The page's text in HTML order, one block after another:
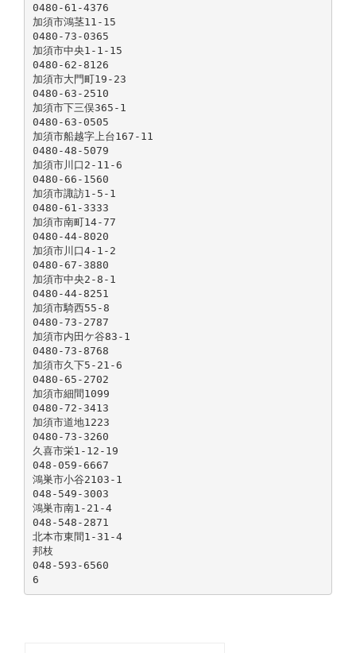
0480-61-4376
加須市鴻茎11-15
0480-73-0365
加須市中央1-1-15
0480-62-8126
加須市大門町19-23
0480-63-2510
加須市下三俣365-1
0480-63-0505
加須市船越字上台167-11
0480-48-5079
加須市川口2-11-6
0480-66-1560
加須市諏訪1-5-1
0480-61-3333
加須市南町14-77
0480-44-8020
加須市川口4-1-2
0480-67-3880
加須市中央2-8-1
0480-44-8251
加須市騎西55-8
0480-73-2787
加須市内田ケ谷83-1
0480-73-8768
加須市久下5-21-6
0480-65-2702
加須市細間1099
0480-72-3413
加須市道地1223
0480-73-3260
久喜市栄1-12-19
048-059-6667
鴻巣市小谷2103-1
048-549-3003
鴻巣市南1-21-4
048-548-2871
北本市東間1-31-4
邦枝
048-593-6560